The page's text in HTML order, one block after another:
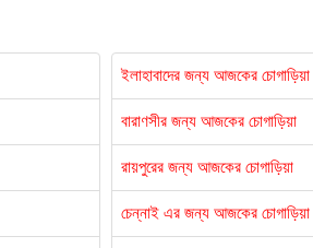
ইলাহাবাদের জন্য আজকের চোগাড়িয়া
বারাণসীর জন্য আজকের চোগাড়িয়া
রায়পুরের জন্য আজকের চোগাড়িয়া
চেন্নাই এর জন্য আজকের চোগাড়িয়া